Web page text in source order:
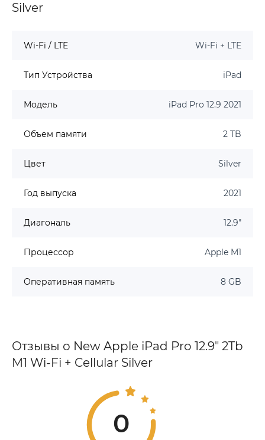
Silver
Wi-Fi / LTE Wi-Fi + LTE
Тип Устройства iPad
Модель iPad Pro 12.9 2021
Объем памяти 2 TB
Цвет Silver
Год выпуска 2021
Диагональ 12.9"
Процессор Apple M1
Оперативная память 8 GB
Отзывы о New Apple iPad Pro 12.9" 2Tb
M1 Wi-Fi + Cellular Silver
0